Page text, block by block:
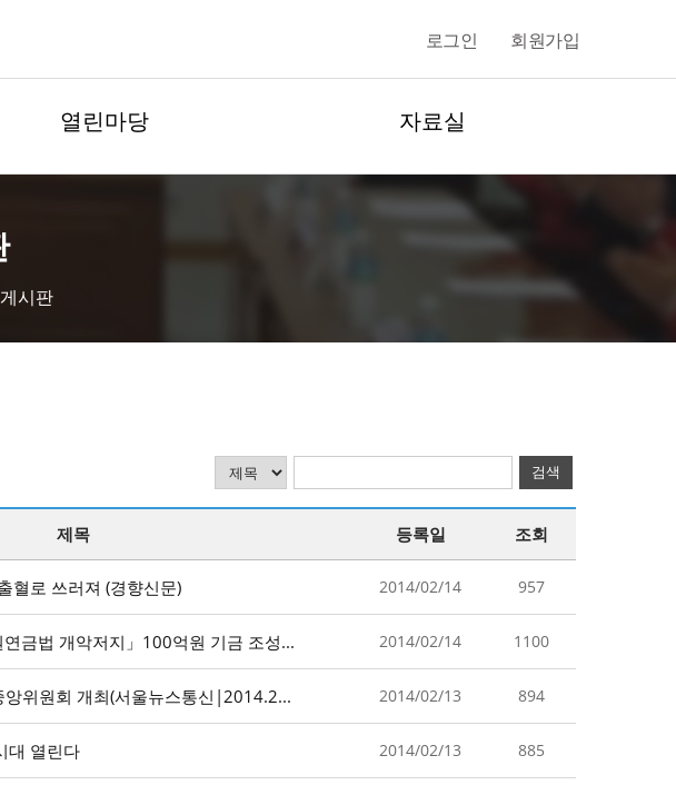
로그인 회원가입
열린마당 자료실
시판
검색
제목 등록일 조회
혈로 쓰러져 (경향신문) 2014/02/14 957
금법 개악저지」100억원 기금 조성... 2014/02/14 1100
위원회 개최(서울뉴스통신|2014.2... 2014/02/13 894
대 열린다 2014/02/13 885